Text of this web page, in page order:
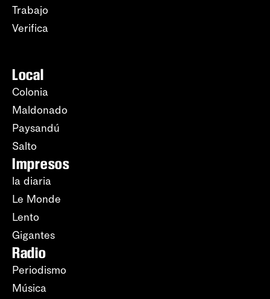
Trabajo
Verifica
Local
Colonia
Maldonado
Paysandú
Salto
Impresos
la diaria
Le Monde
Lento
Gigantes
Radio
Periodismo
Música